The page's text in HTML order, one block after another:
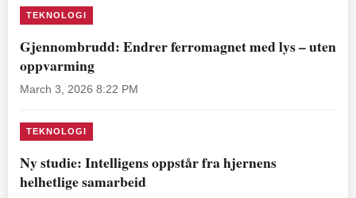
TEKNOLOGI
Gjennombrudd: Endrer ferromagnet med lys – uten
oppvarming
March 3, 2026 8:22 PM
TEKNOLOGI
Ny studie: Intelligens oppstår fra hjernens
helhetlige samarbeid